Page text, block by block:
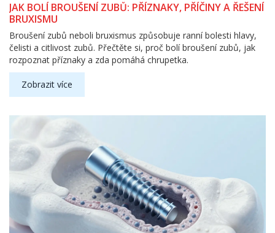
JAK BOLÍ BROUŠENÍ ZUBŮ: PŘÍZNAKY, PŘÍČINY A ŘEŠENÍ
BRUXISMU
Broušení zubů neboli bruxismus způsobuje ranní bolesti hlavy,
čelisti a citlivost zubů. Přečtěte si, proč bolí broušení zubů, jak
rozpoznat příznaky a zda pomáhá chrupetka.
Zobrazit více